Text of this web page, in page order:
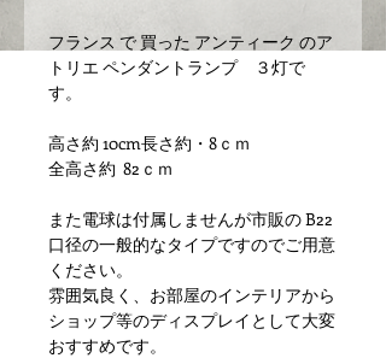
フランス で 買った アンティーク のア
トリエ ペンダントランプ ３灯で
す。
高さ約 10cm長さ約・8ｃｍ
全高さ約 82ｃｍ
また電球は付属しませんが市販の B22
口径の一般的なタイプですのでご用意
ください。
雰囲気良く、お部屋のインテリアから
ショップ等のディスプレイとして大変
おすすめです。